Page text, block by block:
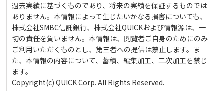
過去実績に基づくものであり、将来の実績を保証するものでは
ありません。本情報によって生じたいかなる損害についても、
株式会社SMBC信託銀行、株式会社QUICKおよび情報源は、一
切の責任を負いません。本情報は、閲覧者ご自身のためにのみ
ご利用いただくものとし、第三者への提供は禁止します。ま
た、本情報の内容について、蓄積、編集加工、二次加工を禁じ
ます。
Copyright(c) QUICK Corp. All Rights Reserved.